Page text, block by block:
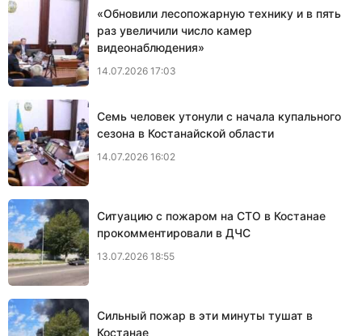
«Обновили лесопожарную технику и в пять
раз увеличили число камер
видеонаблюдения»
14.07.2026 17:03
Семь человек утонули с начала купального
сезона в Костанайской области
14.07.2026 16:02
Ситуацию с пожаром на СТО в Костанае
прокомментировали в ДЧС
13.07.2026 18:55
Сильный пожар в эти минуты тушат в
Костанае